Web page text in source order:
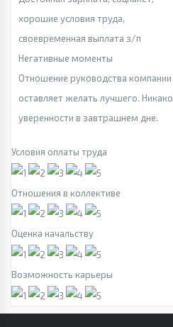
хорошие условия труда,
своевременная выплата з/п
Негативные моменты
Отношение руководства компании
оставляет желать лучшего.
уверенности в завтрашнем дне.
Условия оплаты труда
Отношения в коллективе
Оценка начальству
Возможность карьеры